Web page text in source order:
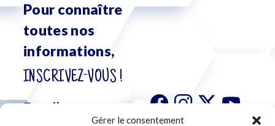
Gérer le consentement
Pour connaître
toutes nos
informations,
INSCRIVEZ-VOUS !